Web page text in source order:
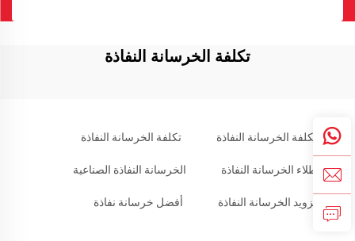
تكلفة الخرسانة النفاذة
تكلفة الخرسانة النفاذة تكلفة الخرسانة النفاذة
طلاء الخرسانة النفاذة الخرسانة النفاذة الصناعية
تزويد الخرسانة النفاذة أفضل خرسانة نفاذة